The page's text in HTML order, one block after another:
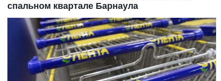
спальном квартале Барнаула